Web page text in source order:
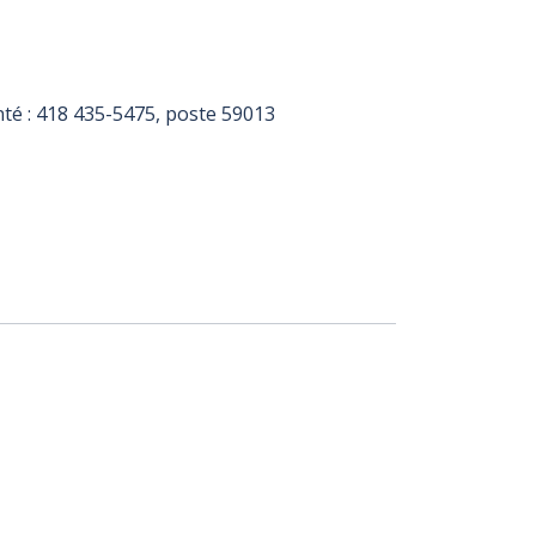
: 418 435-5475, poste 59013
12 août 2026